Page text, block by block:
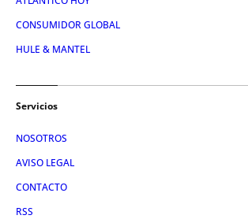
CONSUMIDOR GLOBAL
HULE & MANTEL
Servicios
NOSOTROS
AVISO LEGAL
CONTACTO
RSS